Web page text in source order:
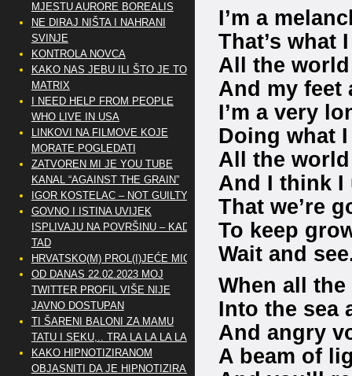
I’m a
That’s what
All the
And my feet
I’m a very
Doing what
All the
And I think I
That we’re
To keep
Wait and
When all
Into the sea
And angry
A beam of
MJESTU AURORE BOREALIS
NE DIRAJ NIŠTA I NAHRANI
SVINJE
KONTROLA NOVCA
KAKO NAS JEBU ILI ŠTO JE TO
MATRIX
I NEED HELP FROM PEOPLE
WHO LIVE IN USA
LINKOVI NA FILMOVE KOJE
MORATE POGLEDATI
ZATVOREN MI JE YOU TUBE
KANAL “AGAINST THE GRAIN”
IGOR KOSTELAC – NOT GUILTY
GOVNO I ISTINA UVIJEK
ISPLIVAJU NA POVRŠINU – KAD
TAD
HRVATSKO(M) PROL(I)JEĆE MIG
OD DANAS 22.02.2023 MOJ
TWITTER PROFIL VIŠE NIJE
JAVNO DOSTUPAN
TI ŠARENI BALONI ZA MAMU
TATU I SEKU,.. TRA LA LA LA LA
KAKO HIPNOTIZIRANOM
OBJASNITI DA JE HIPNOTIZIRAN